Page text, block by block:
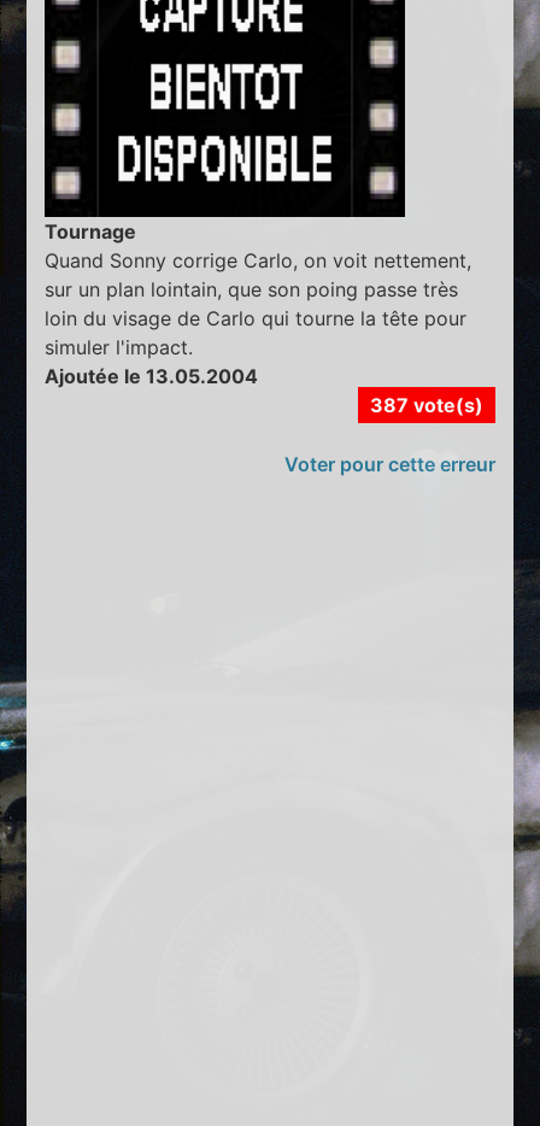
Tournage
Quand Sonny corrige Carlo, on voit nettement,
sur un plan lointain, que son poing passe très
loin du visage de Carlo qui tourne la tête pour
simuler l'impact.
Ajoutée le 13.05.2004
387 vote(s)
Voter pour cette erreur